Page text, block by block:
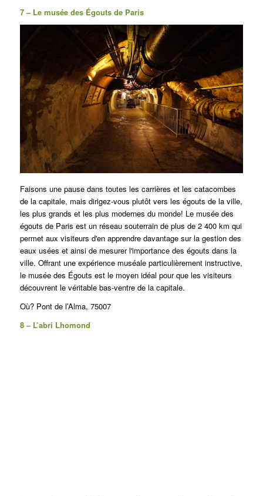
7 – Le musée des Égouts de Paris
Faisons une pause dans toutes les carrières et les catacombes
de la capitale, mais dirigez-vous plutôt vers les égouts de la ville,
les plus grands et les plus modernes du monde! Le musée des
égouts de Paris est un réseau souterrain de plus de 2 400 km qui
permet aux visiteurs d'en apprendre davantage sur la gestion des
eaux usées et ainsi de mesurer l'importance des égouts dans la
ville. Offrant une expérience muséale particulièrement instructive,
le musée des Égouts est le moyen idéal pour que les visiteurs
découvrent le véritable bas-ventre de la capitale.
Où? Pont de l’Alma, 75007
8 – L’abri Lhomond